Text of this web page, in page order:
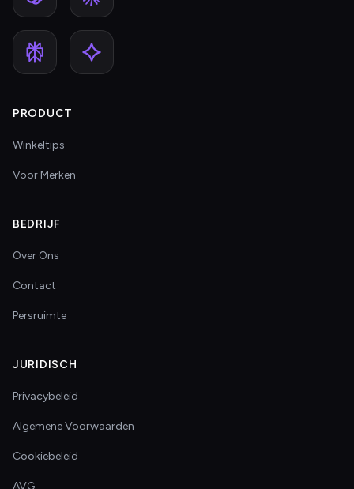
PRODUCT
Winkeltips
Voor Merken
BEDRIJF
Over Ons
Contact
Persruimte
JURIDISCH
Privacybeleid
Algemene Voorwaarden
Cookiebeleid
AVG